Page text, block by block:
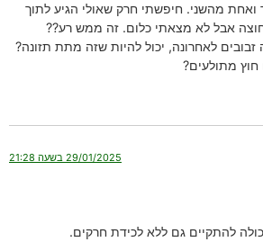
מהשני. חיפשתי חרק שאולי הגיע לתוך
אבל לא מצאתי כלום. זה ממש רע??
לאחרונה, יכול להיות שזה מתת תזונה?
מתולעים?
29/01/2025 בשעה 21:28
להתקיים גם ללא לכידת חרקים.